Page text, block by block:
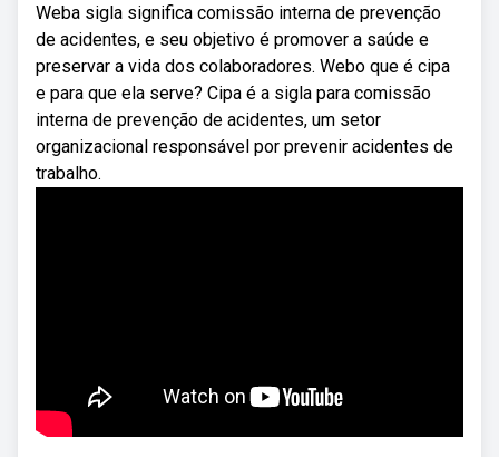
Weba sigla significa comissão interna de prevenção
de acidentes, e seu objetivo é promover a saúde e
preservar a vida dos colaboradores. Webo que é cipa
e para que ela serve? Cipa é a sigla para comissão
interna de prevenção de acidentes, um setor
organizacional responsável por prevenir acidentes de
trabalho.